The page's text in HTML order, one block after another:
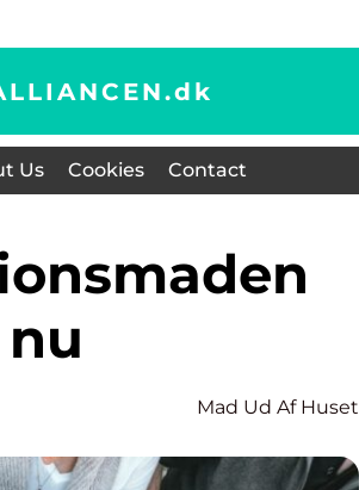
dk
Us Cookies Contact
Mad Ud Af Huset